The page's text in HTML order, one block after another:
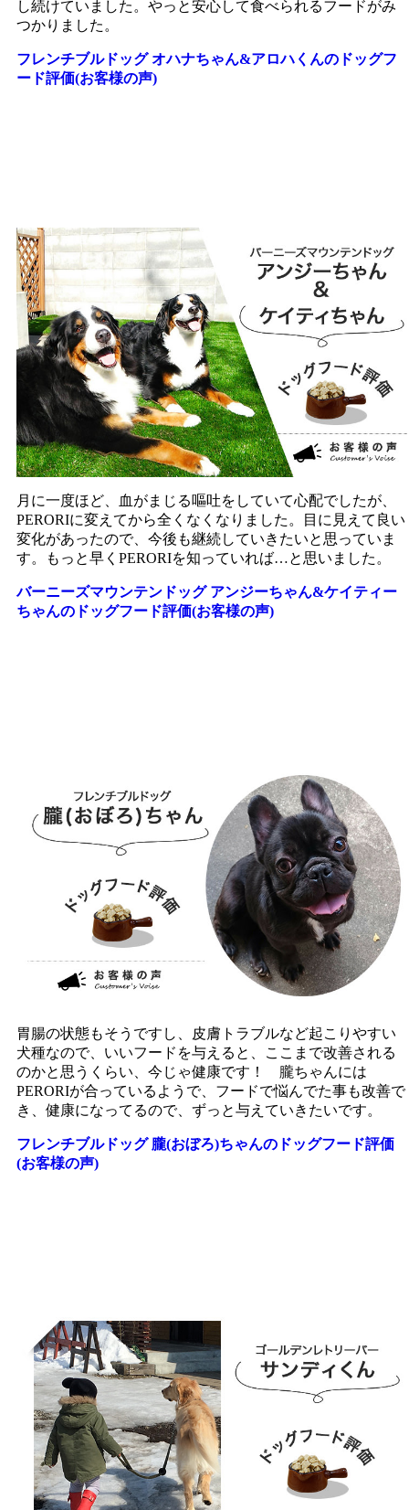
し続けていました。やっと安心して食べられるフードがみ
つかりました。
フレンチブルドッグ オハナちゃん&アロハくんのドッグフ
ード評価(お客様の声)
月に一度ほど、血がまじる嘔吐をしていて心配でしたが、
PERORIに変えてから全くなくなりました。目に見えて良い
変化があったので、今後も継続していきたいと思っていま
す。もっと早くPERORIを知っていれば…と思いました。
バーニーズマウンテンドッグ アンジーちゃん&ケイティー
ちゃんのドッグフード評価(お客様の声)
胃腸の状態もそうですし、皮膚トラブルなど起こりやすい
犬種なので、いいフードを与えると、ここまで改善される
のかと思うくらい、今じゃ健康です！ 朧ちゃんには
PERORIが合っているようで、フードで悩んでた事も改善で
き、健康になってるので、ずっと与えていきたいです。
フレンチブルドッグ 朧(おぼろ)ちゃんのドッグフード評価
(お客様の声)